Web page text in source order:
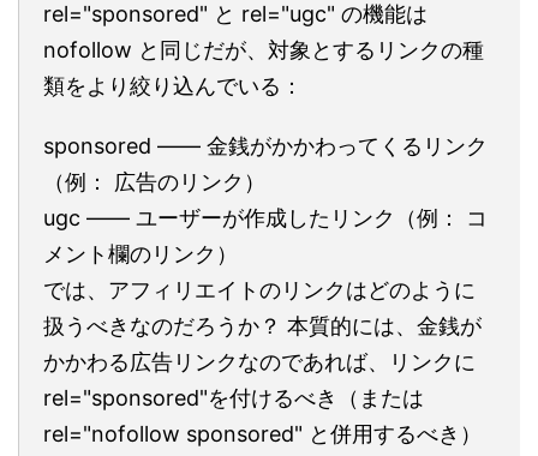
rel="sponsored" と rel="ugc" の機能は
nofollow と同じだが、対象とするリンクの種
類をより絞り込んでいる：
sponsored ―― 金銭がかかわってくるリンク
（例： 広告のリンク）
ugc ―― ユーザーが作成したリンク（例： コ
メント欄のリンク）
では、アフィリエイトのリンクはどのように
扱うべきなのだろうか？ 本質的には、金銭が
かかわる広告リンクなのであれば、リンクに
rel="sponsored"を付けるべき（または
rel="nofollow sponsored" と併用するべき）